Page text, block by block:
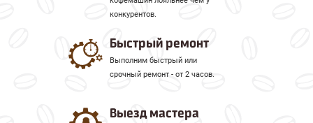
конкурентов.
Быстрый ремонт
Выполним быстрый или
срочный ремонт - от 2 часов.
Выезд мастера